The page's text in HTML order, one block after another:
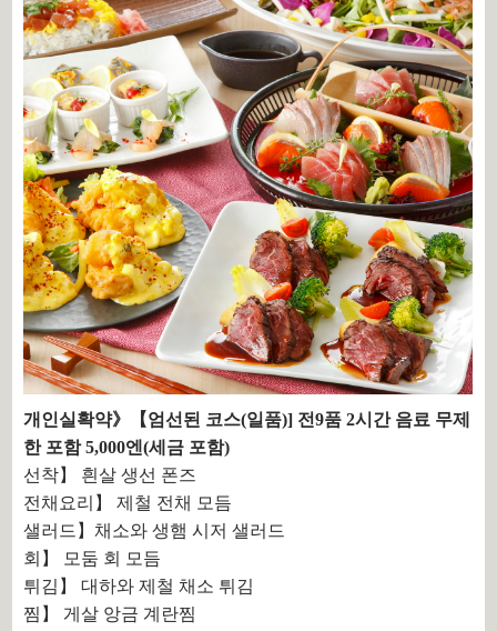
개인실확약》【엄선된 코스(일품)] 전9품 2시간 음료 무제
한 포함 5,000엔(세금 포함)
선착】 흰살 생선 폰즈
전채요리】 제철 전채 모듬
샐러드】채소와 생햄 시저 샐러드
회】 모둠 회 모듬
튀김】 대하와 제철 채소 튀김
찜】 게살 앙금 계란찜